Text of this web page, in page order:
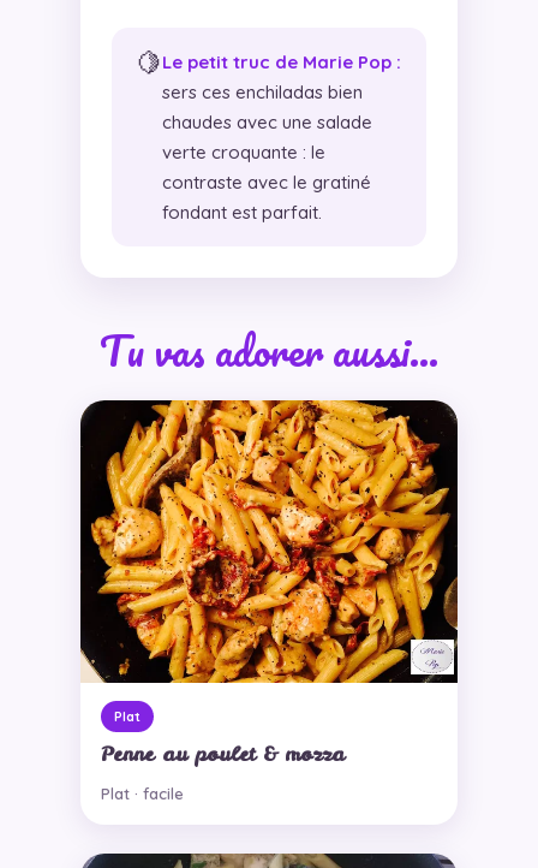
🍋Le petit truc de Marie Pop :
sers ces enchiladas bien
chaudes avec une salade
verte croquante : le
contraste avec le gratiné
fondant est parfait.
Tu vas adorer aussi…
Plat
Penne au poulet & mozza
Plat · facile